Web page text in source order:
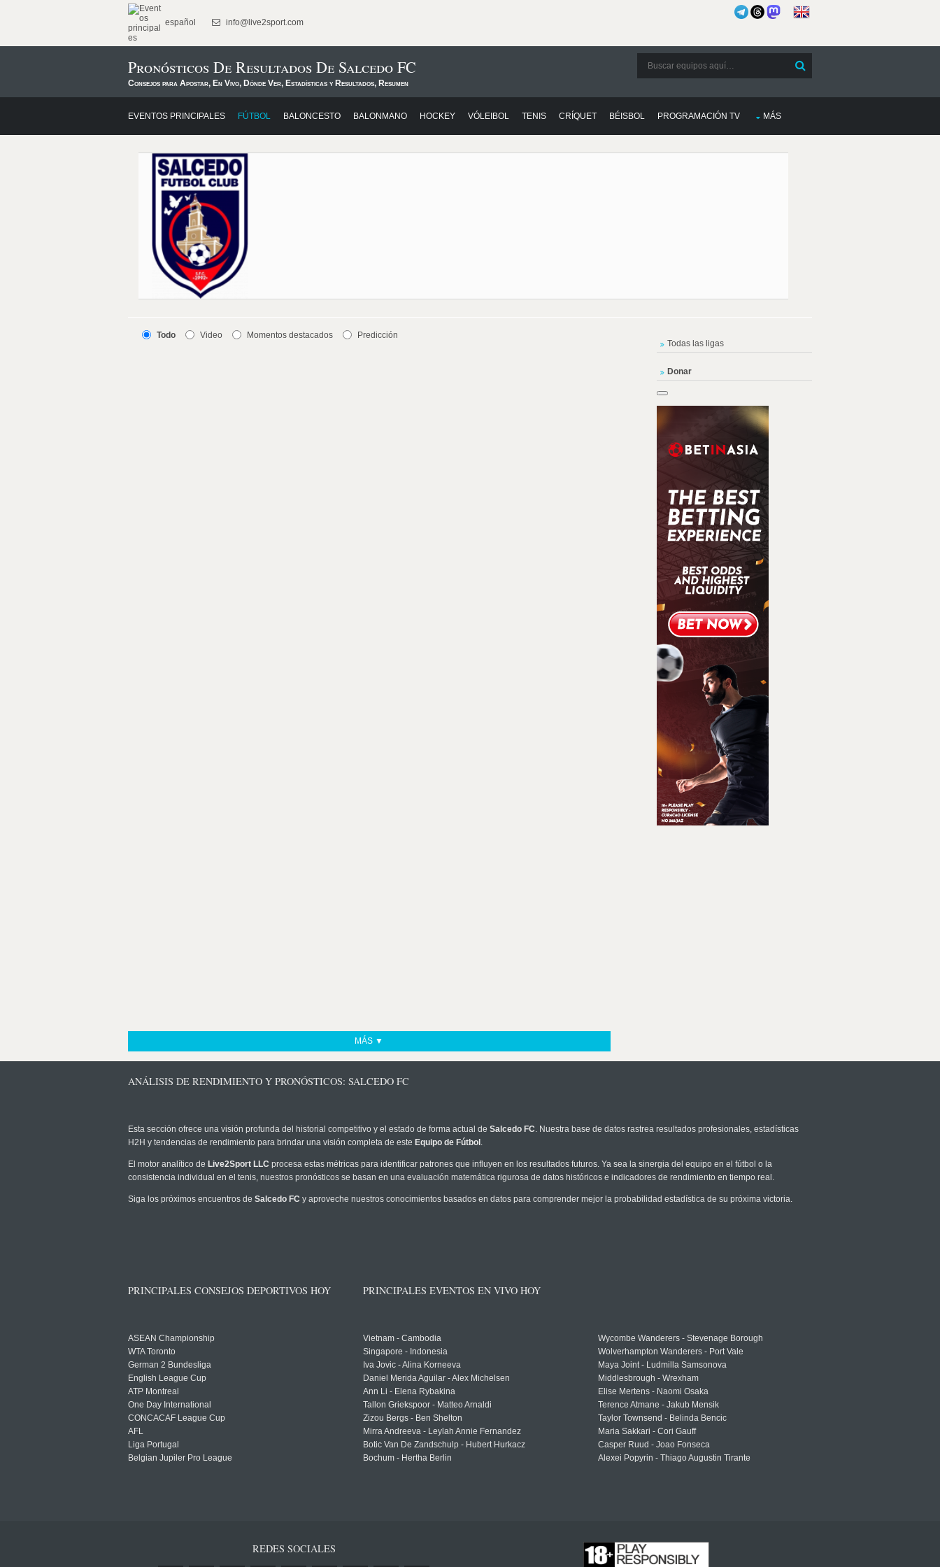
español info@live2sport.com
Pronósticos De Resultados De Salcedo FC
Consejos para Apostar, En Vivo, Dónde Ver, Estadísticas y Resultados, Resumen
EVENTOS PRINCIPALES FÚTBOL BALONCESTO BALONMANO HOCKEY VÓLEIBOL TENIS CRÍQUET BÉISBOL PROGRAMACIÓN TV MÁS
Todo Video Momentos destacados Predicción
MÁS ▼
Todas las ligas
Donar
ANÁLISIS DE RENDIMIENTO Y PRONÓSTICOS: SALCEDO FC
Esta sección ofrece una visión profunda del historial competitivo y el estado de forma actual de Salcedo FC. Nuestra base de datos rastrea resultados profesionales, estadísticas
H2H y tendencias de rendimiento para brindar una visión completa de este Equipo de Fútbol .
El motor analítico de Live2Sport LLC procesa estas métricas para identificar patrones que influyen en los resultados futuros. Ya sea la sinergia del equipo en el fútbol o la
consistencia individual en el tenis, nuestros pronósticos se basan en una evaluación matemática rigurosa de datos históricos e indicadores de rendimiento en tiempo real.
Siga los próximos encuentros de Salcedo FC y aproveche nuestros conocimientos basados en datos para comprender mejor la probabilidad estadística de su próxima victoria.
PRINCIPALES CONSEJOS DEPORTIVOS HOY
ASEAN Championship
WTA Toronto
German 2 Bundesliga
English League Cup
ATP Montreal
One Day International
CONCACAF League Cup
AFL
Liga Portugal
Belgian Jupiler Pro League
PRINCIPALES EVENTOS EN VIVO HOY
Vietnam - Cambodia
Singapore - Indonesia
Iva Jovic - Alina Korneeva
Daniel Merida Aguilar - Alex Michelsen
Ann Li - Elena Rybakina
Tallon Griekspoor - Matteo Arnaldi
Zizou Bergs - Ben Shelton
Mirra Andreeva - Leylah Annie Fernandez
Botic Van De Zandschulp - Hubert Hurkacz
Bochum - Hertha Berlin
Wycombe Wanderers - Stevenage Borough
Wolverhampton Wanderers - Port Vale
Maya Joint - Ludmilla Samsonova
Middlesbrough - Wrexham
Elise Mertens - Naomi Osaka
Terence Atmane - Jakub Mensik
Taylor Townsend - Belinda Bencic
Maria Sakkari - Cori Gauff
Casper Ruud - Joao Fonseca
Alexei Popyrin - Thiago Augustin Tirante
REDES SOCIALES